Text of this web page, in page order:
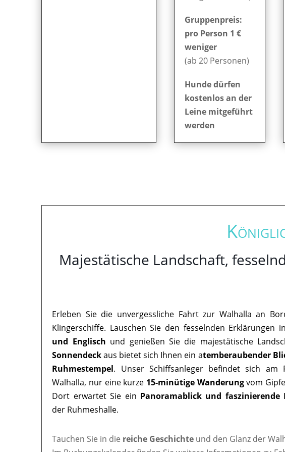
Gruppenpreis:
pro Person 1 €
weniger
(ab 20 Personen)
Hunde dürfen
kostenlos an der
Leine mitgeführt
werden
Majestätische Landschaft,
Erleben Sie die unvergessliche Fahrt zur Walhalla an
Klingerschiffe. Lauschen Sie den fesselnden Erklärungen in
und Englisch und genießen Sie die majestätische
Sonnendeckaus bietet sich Ihnen ein atemberaubender
Ruhmestempel. Unser Schiffsanleger befindet sich am
Walhalla, nur eine kurze 15-minütige Wanderungvom
Dort erwartet Sie ein Panoramablick und faszinierende
der Ruhmeshalle.
Tauchen Sie in die reiche Geschichte und den Glanz der